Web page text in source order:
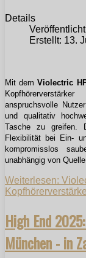
Details
Erstellt: 13.
Mit demViolectric
anspruchsvolle
und qualitativ
Tasche zu greifen.
Flexibilität bei Ein-
kompromisslos
unabhängig von
Weiterlesen:
High End
München - in